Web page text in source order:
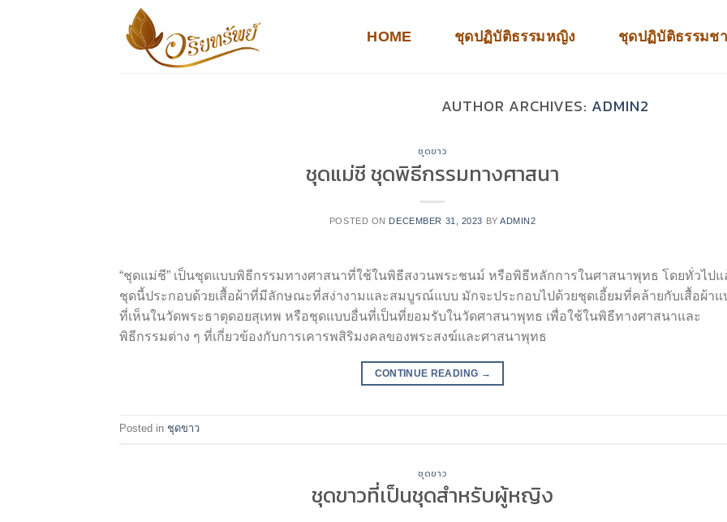
HOME ชุดปฏิบัติธรรมหญิง ชุดปฏิบัติธรรมช
AUTHOR ARCHIVES: ADMIN2
ชุดขาว
ชุดแม่ชี ชุดพิธีกรรมทางศาสนา
POSTED ON DECEMBER 31, 2023 BYADMIN2
“ชุดแม่ชี” เป็นชุดแบบพิธีกรรมทางศาสนาที่ใช้ในพิธีสงวนพระชนม์ หรือพิธีหลักการในศาสนาพุทธ โดยทั่วไปแ
ชุดนี้ประกอบด้วยเสื้อผ้าที่มีลักษณะที่สง่างามและสมบูรณ์แบบ มักจะประกอบไปด้วยชุดเอี้ยมที่คล้ายกับเสื้อผ้าแ
ที่เห็นในวัดพระธาตุดอยสุเทพ หรือชุดแบบอื่นที่เป็นที่ยอมรับในวัดศาสนาพุทธ เพื่อใช้ในพิธีทางศาสนาและ
พิธีกรรมต่าง ๆ ที่เกี่ยวข้องกับการเคารพสิริมงคลของพระสงฆ์และศาสนาพุทธ
CONTINUE READING →
Posted in ชุดขาว
ชุดขาว
ชุดขาวที่เป็นชุดสำหรับผู้หญิง